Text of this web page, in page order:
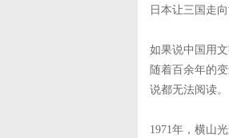
日本让三国走
如果说中国用
随着百余年的
说都无法阅读。
1971年，横山